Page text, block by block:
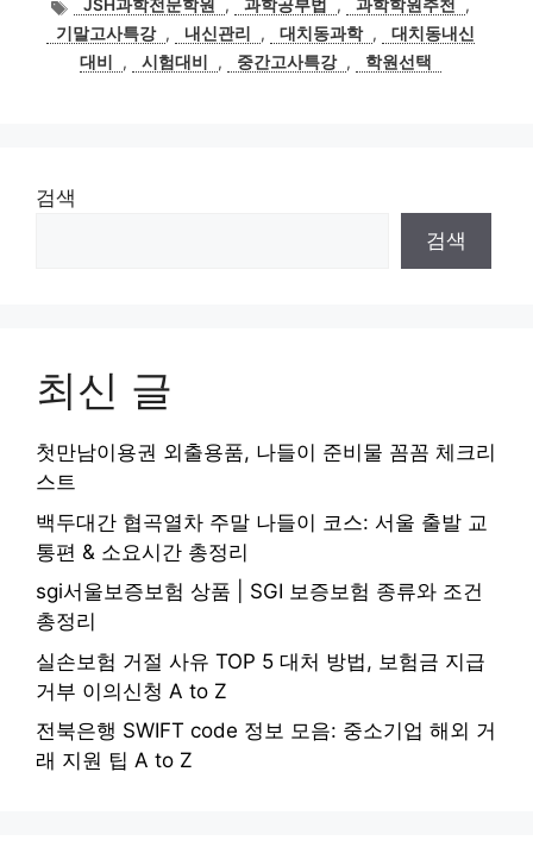
고
리
그
JSH과학전문학원 , 과학공부법 , 과학학원추천
,
기말고사특강 , 내신관리 , 대치동과학 ,
대치동내신
대비
, 시험대비 , 중간고사특강 , 학원선택
검색
검색
최신 글
첫만남이용권 외출용품, 나들이 준비물 꼼꼼 체크리
스트
백두대간 협곡열차 주말 나들이 코스: 서울 출발 교
통편 & 소요시간 총정리
sgi서울보증보험 상품 | SGI 보증보험 종류와 조건
총정리
실손보험 거절 사유 TOP 5 대처 방법, 보험금 지급
거부 이의신청 A to Z
전북은행 SWIFT code 정보 모음: 중소기업 해외 거
래 지원 팁 A to Z